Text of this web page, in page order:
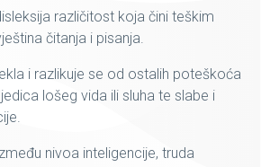
različitost koja čini teškim
čitanja i pisanja.
i razlikuje se od ostalih poteškoća
lošeg vida ili sluha te slabe i
nivoa inteligencije, truda